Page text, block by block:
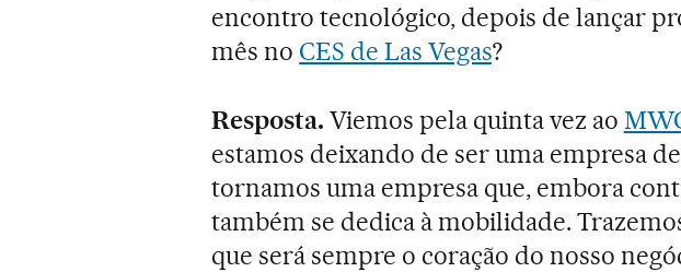
encontro tecnológico, depois de lançar
mês no CES de Las Vegas?
Resposta. Viemos pela quinta vez ao
estamos deixando de ser uma empresa
tornamos uma empresa que, embora
também se dedica à mobilidade.
que será sempre o coração do nosso